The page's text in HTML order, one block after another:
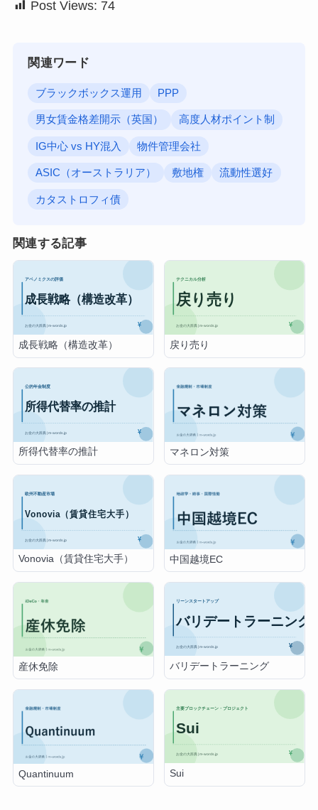
Post Views: 74
関連ワード
ブラックボックス運用 PPP
男女賃金格差開示（英国） 高度人材ポイント制
IG中心 vs HY混入 物件管理会社
ASIC（オーストラリア） 敷地権 流動性選好
カタストロフィ債
関連する記事
成長戦略（構造改革） 戻り売り
所得代替率の推計 マネロン対策
Vonovia（賃貸住宅大手） 中国越境EC
産休免除 バリデートラーニング
Quantinuum Sui